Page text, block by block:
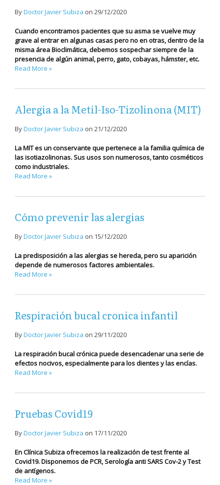
ByDoctor Javier Subiza on 29/12/2020
Cuando encontramos pacientes que su asma se vuelve muy
grave al entrar en algunas casas pero no en otras, dentro de la
misma área Bioclimática, debemos sospechar siempre de la
presencia de algún animal, perro, gato, cobayas, hámster, etc.
Read More »
Alergia a la Metil-Iso-Tizolinona (MIT)
ByDoctor Javier Subiza on 21/12/2020
La MIT es un conservante que pertenece a la familia química de
las isotiazolinonas. Sus usos son numerosos, tanto cosméticos
como industriales.
Read More »
Cómo prevenir las alergias
ByDoctor Javier Subiza on 15/12/2020
La predisposición a las alergias se hereda, pero su aparición
depende de numerosos factores ambientales.
Read More »
Respiración bucal cronica infantil
ByDoctor Javier Subiza on 29/11/2020
La respiración bucal crónica puede desencadenar una serie de
efectos nocivos, especialmente para los dientes y las encías.
Read More »
Pruebas Covid19
ByDoctor Javier Subiza on 17/11/2020
En Clínica Subiza ofrecemos la realización de test frente al
Covid19. Disponemos de PCR, Serología anti SARS Cov-2 y Test
de antígenos.
Read More »